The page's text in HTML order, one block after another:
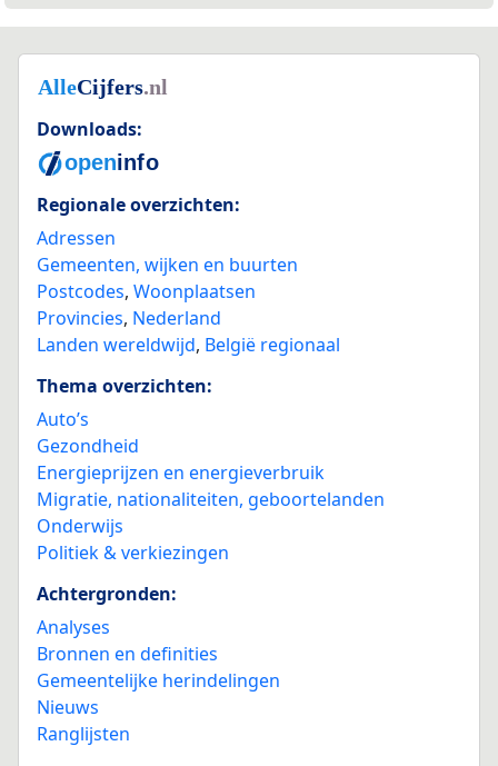
Downloads:
Regionale overzichten:
Adressen
Gemeenten, wijken en buurten
Postcodes, Woonplaatsen
Provincies, Nederland
Landen wereldwijd, België regionaal
Thema overzichten:
Auto’s
Gezondheid
Energieprijzen en energieverbruik
Migratie, nationaliteiten, geboortelanden
Onderwijs
Politiek & verkiezingen
Achtergronden:
Analyses
Bronnen en definities
Gemeentelijke herindelingen
Nieuws
Ranglijsten